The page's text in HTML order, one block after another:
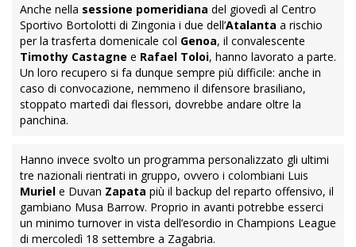
Anche nella sessione pomeridiana del giovedì al Centro
Sportivo Bortolotti di Zingonia i due dell’Atalanta a rischio
per la trasferta domenicale col Genoa, il convalescente
Timothy Castagne e Rafael Toloi, hanno lavorato a parte.
Un loro recupero si fa dunque sempre più difficile: anche in
caso di convocazione, nemmeno il difensore brasiliano,
stoppato martedì dai flessori, dovrebbe andare oltre la
panchina.
Hanno invece svolto un programma personalizzato gli ultimi
tre nazionali rientrati in gruppo, ovvero i colombiani Luis
Muriel e Duvan Zapata più il backup del reparto offensivo, il
gambiano Musa Barrow. Proprio in avanti potrebbe esserci
un minimo turnover in vista dell’esordio in Champions League
di mercoledì 18 settembre a Zagabria.